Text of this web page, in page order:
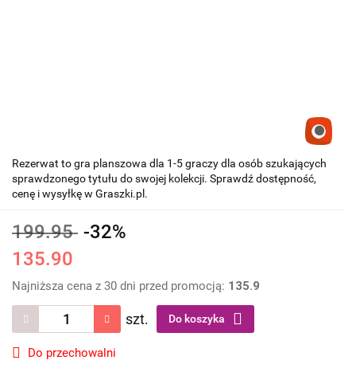
Rezerwat to gra planszowa dla 1-5 graczy dla osób szukających
sprawdzonego tytułu do swojej kolekcji. Sprawdź dostępność,
cenę i wysyłkę w Graszki.pl.
199.95 -32%
135.90
Najniższa cena z 30 dni przed promocją: 135.9
szt. Do koszyka
Do przechowalni